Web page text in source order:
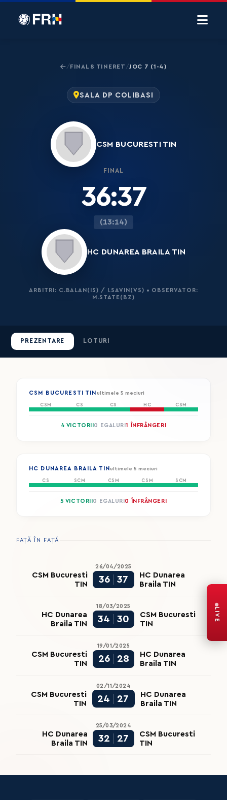
/FINAL 8 TINERET /JOC 7 (1-4)
SALA DP COLIBASI
CSM BUCURESTI TIN
FINAL
36:37
(13:14)
HC DUNAREA BRAILA TIN
ARBITRI: C.BALAN(IS) / I.SAVIN(VS) • OBSERVATOR:
M.STATE(BZ)
PREZENTARE LOTURI
CSM BUCURESTI TIN ultimele 5 meciuri
CSM CS CS HC CSM
4 VICTORII 0 EGALURI1 ÎNFRÂNGERI
HC DUNAREA BRAILA TINultimele 5 meciuri
CS SCM CSM CSM SCM
5 VICTORII 0 EGALURI 0 ÎNFRÂNGERI
FAȚĂ ÎN FAȚĂ
26/04/2025
CSM Bucuresti
TIN
36 37
HC Dunarea
Braila TIN
18/03/2025
HC Dunarea
Braila TIN
34 30
CSM Bucuresti
TIN
19/01/2025
CSM Bucuresti
TIN
26 28
HC Dunarea
Braila TIN
02/11/2024
CSM Bucuresti
TIN
24 27
HC Dunarea
Braila TIN
25/03/2024
HC Dunarea
Braila TIN
32 27
CSM Bucuresti
TIN
LIVE